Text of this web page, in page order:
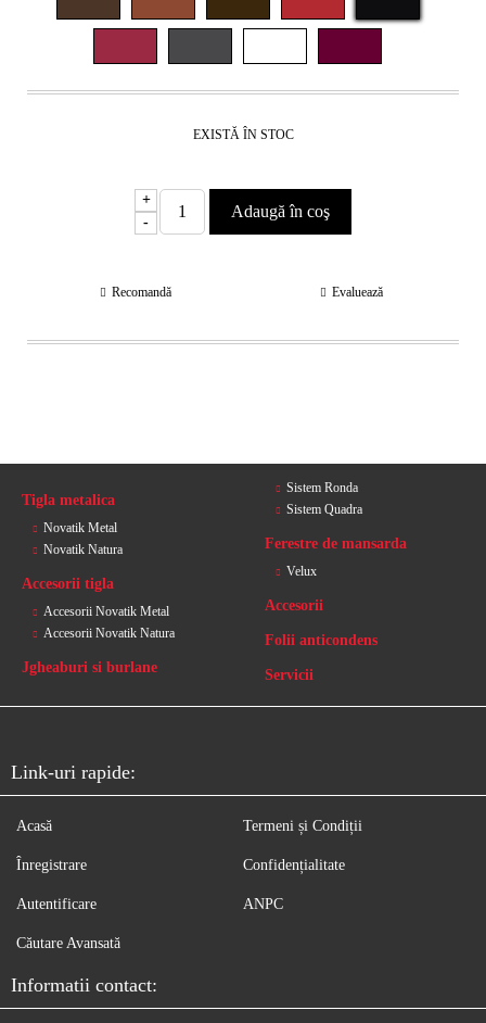
EXISTĂ ÎN STOC
+
-
Recomandă Evaluează
Tigla metalica
Novatik Metal
Novatik Natura
Accesorii tigla
Accesorii Novatik Metal
Accesorii Novatik Natura
Jgheaburi si burlane
Sistem Ronda
Sistem Quadra
Ferestre de mansarda
Velux
Accesorii
Folii anticondens
Servicii
Link-uri rapide:
Acasă
Înregistrare
Autentificare
Căutare Avansată
Termeni și Condiții
Confidențialitate
ANPC
Informatii contact: